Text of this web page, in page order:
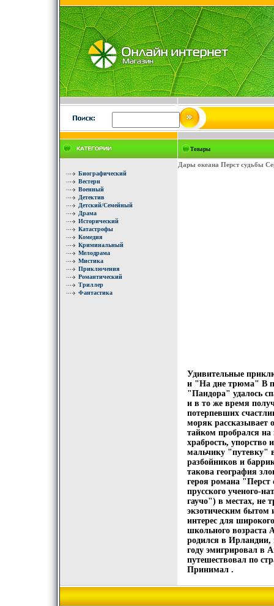
Биографический
Вестерн
Военный
Детектив
Детский/Семейный
Драма
Исторический
Катастрофы
Комедия
Криминальный
Мелодрама
Мистика
Приключения
Романтический
Триллер
Фантастика
Товары
Дары океана Перст судьбы
Удивительные
и "На дне трюма" В
"Пандора" удалось
и в то же время
потерпевших
моряк рассказывает
тайком пробрался на
храбрость, упорство
мальчику "путевку"
разбойников и
такова география
героя романа
прусского ученого-
гаучо") в местах, не
экзотическим
интерес для
школьного возраста
родился в Ирландии,
году эмигрировал в
путешествовал по
Принимал .